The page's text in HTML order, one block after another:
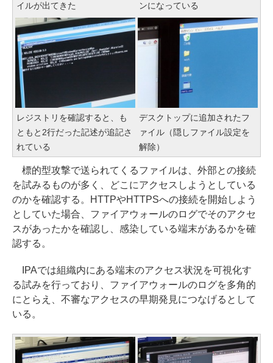
イルが出てきた
ンになっている
レジストリを確認すると、も
ともと2行だった記述が追記さ
れている
デスクトップに追加されたフ
ァイル（隠しファイル設定を
解除）
標的型攻撃で送られてくるファイルは、外部との接続
を試みるものが多く、どこにアクセスしようとしている
のかを確認する。HTTPやHTTPSへの接続を開始しよう
としていた場合、ファイアウォールのログでそのアクセ
スがあったかを確認し、感染している端末があるかを確
認する。
IPAでは組織内にある端末のアクセス状況を可視化す
る試みを行っており、ファイアウォールのログを多角的
にとらえ、不審なアクセスの早期発見につなげるとして
いる。